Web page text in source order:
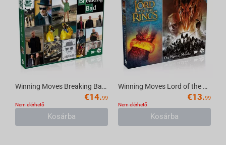
Winning Moves Breaking Bad - Collage Puzzle 1000pcs
€14.99
Nem elérhető
Kosárba
Winning Moves Lord of the Rings - The Host of Mordor Puzzle 1000pcs
€13.99
Nem elérhető
Kosárba